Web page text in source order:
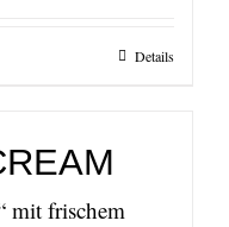
Details
mit frischem